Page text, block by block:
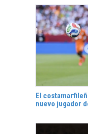
El
nuevo jugador